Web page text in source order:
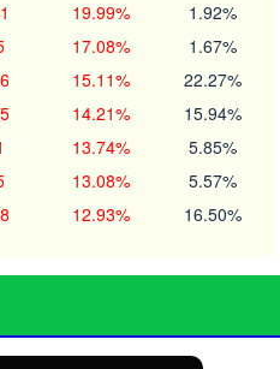
19.99% 1.92%
17.08% 1.67%
15.11% 22.27%
14.21% 15.94%
13.74% 5.85%
13.08% 5.57%
12.93% 16.50%